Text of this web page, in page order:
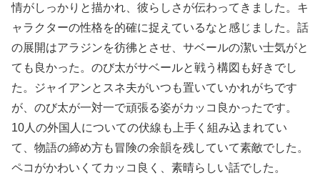
情がしっかりと描かれ、彼らしさが伝わってきました。キ
ャラクターの性格を的確に捉えているなと感じました。話
の展開はアラジンを彷彿とさせ、サベールの潔い士気がと
ても良かった。のび太がサベールと戦う構図も好きでし
た。ジャイアンとスネ夫がいつも置いていかれがちです
が、のび太が一対一で頑張る姿がカッコ良かったです。
10人の外国人についての伏線も上手く組み込まれてい
て、物語の締め方も冒険の余韻を残していて素敵でした。
ペコがかわいくてカッコ良く、素晴らしい話でした。